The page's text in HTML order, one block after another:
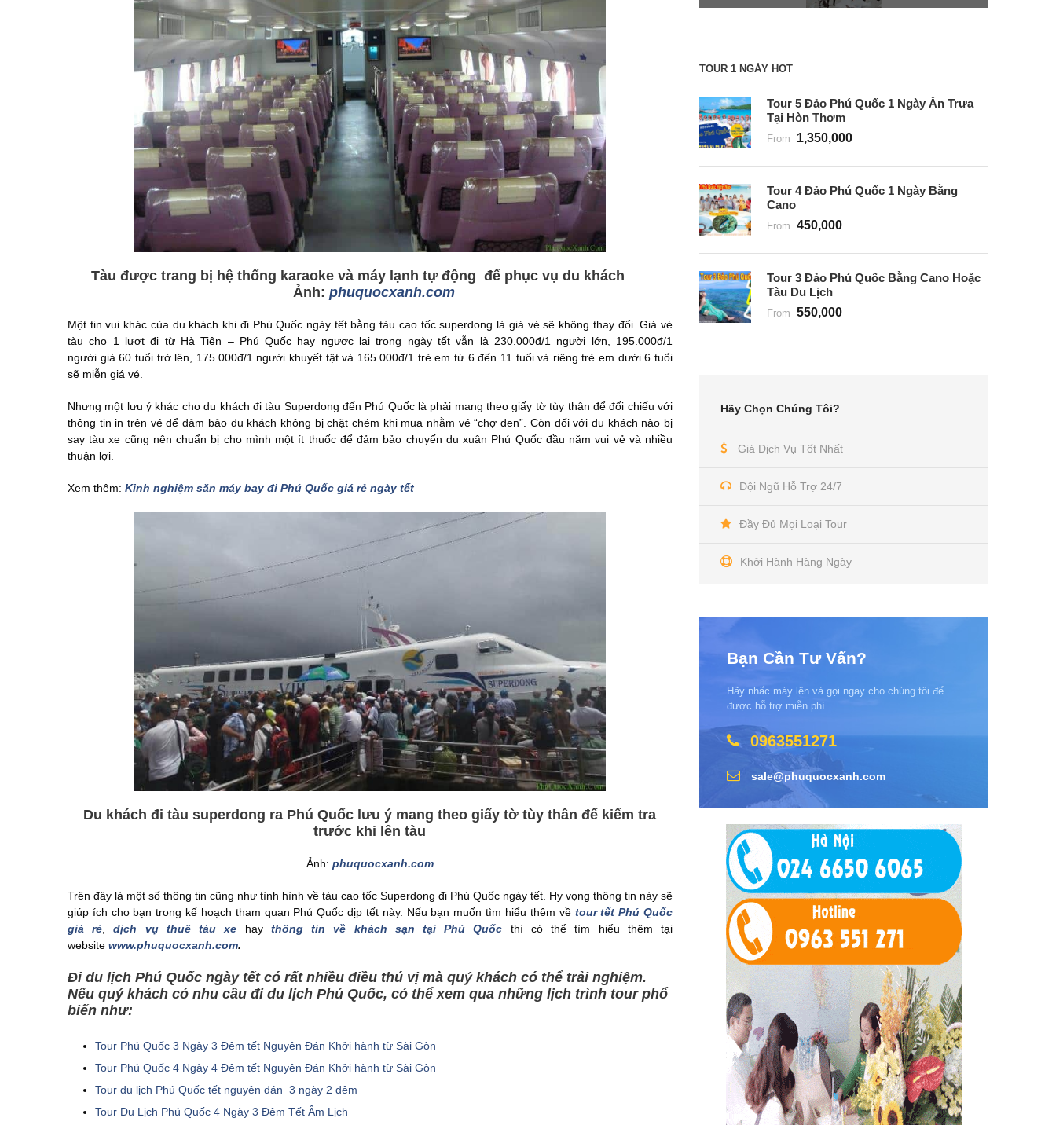
Tàu được trang bị hệ thống karaoke và máy lạnh tự động để phục vụ du khách
Ảnh: phuquocxanh.com
Một tin vui khác của du khách khi đi Phú Quốc ngày tết bằng tàu cao tốc superdong là giá vé sẽ không thay đổi. Giá vé
tàu cho 1 lượt đi từ Hà Tiên – Phú Quốc hay ngược lại trong ngày tết vẫn là 230.000đ/1 người lớn, 195.000đ/1
người già 60 tuổi trở lên, 175.000đ/1 người khuyết tật và 165.000đ/1 trẻ em từ 6 đến 11 tuổi và riêng trẻ em dưới 6 tuổi
sẽ miễn giá vé.
Nhưng một lưu ý khác cho du khách đi tàu Superdong đến Phú Quốc là phải mang theo giấy tờ tùy thân để đối chiếu với
thông tin in trên vé để đảm bảo du khách không bị chặt chém khi mua nhằm vé “chợ đen”. Còn đối với du khách nào bị
say tàu xe cũng nên chuẩn bị cho mình một ít thuốc để đảm bảo chuyến du xuân Phú Quốc đầu năm vui vẻ và nhiều
thuận lợi.
Xem thêm: Kinh nghiệm săn máy bay đi Phú Quốc giá rẻ ngày tết
Du khách đi tàu superdong ra Phú Quốc lưu ý mang theo giấy tờ tùy thân để kiểm tra
trước khi lên tàu
Ảnh: phuquocxanh.com
Trên đây là một số thông tin cũng như tình hình về tàu cao tốc Superdong đi Phú Quốc ngày tết. Hy vọng thông tin này sẽ
giúp ích cho bạn trong kế hoạch tham quan Phú Quốc dịp tết này. Nếu bạn muốn tìm hiểu thêm về tour tết Phú Quốc
giá rẻ ,dịch vụ thuê tàu xe hay thông tin về khách sạn tại Phú Quốc thì có thể tìm hiểu thêm tại
website www.phuquocxanh.com.
Đi du lịch Phú Quốc ngày tết có rất nhiều điều thú vị mà quý khách có thể trải nghiệm.
Nếu quý khách có nhu cầu đi du lịch Phú Quốc, có thể xem qua những lịch trình tour phổ
biến như:
Tour Phú Quốc 3 Ngày 3 Đêm tết Nguyên Đán Khởi hành từ Sài Gòn
Tour Phú Quốc 4 Ngày 4 Đêm tết Nguyên Đán Khởi hành từ Sài Gòn
Tour du lịch Phú Quốc tết nguyên đán 3 ngày 2 đêm
Tour Du Lịch Phú Quốc 4 Ngày 3 Đêm Tết Âm Lịch
TOUR 1 NGÀY HOT
Tour 5 Đảo Phú Quốc 1 Ngày Ăn Trưa
Tại Hòn Thơm
From 1,350,000
Tour 4 Đảo Phú Quốc 1 Ngày Bằng
Cano
From 450,000
Tour 3 Đảo Phú Quốc Bằng Cano Hoặc
Tàu Du Lịch
From 550,000
Hãy Chọn Chúng Tôi?
Giá Dịch Vụ Tốt Nhất
Đội Ngũ Hỗ Trợ 24/7
Đầy Đủ Mọi Loại Tour
Khởi Hành Hàng Ngày
Bạn Cần Tư Vấn?
Hãy nhấc máy lên và gọi ngay cho chúng tôi để
được hỗ trợ miễn phí.
0963551271
sale@phuquocxanh.com